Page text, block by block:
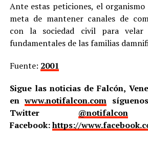
Ante estas peticiones, el
meta de mantener canales de
con la sociedad civil para velar
fundamentales de las familias
Fuente: 2001
Sigue las noticias de Falcón,
enwww.notifalcon.com
Twitter @notifalcon
Facebook:https://